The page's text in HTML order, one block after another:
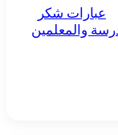
عبارات شكر
والمعلمين